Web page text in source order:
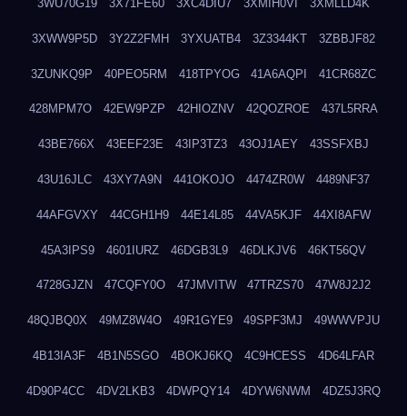
3WU70G19 3X71FE60 3XC4DIU7 3XMIH0VI 3XMLLD4K
3XWW9P5D 3Y2Z2FMH 3YXUATB4 3Z3344KT 3ZBBJF82
3ZUNKQ9P 40PEO5RM 418TPYOG 41A6AQPI 41CR68ZC
428MPM7O 42EW9PZP 42HIOZNV 42QOZROE 437L5RRA
43BE766X 43EEF23E 43IP3TZ3 43OJ1AEY 43SSFXBJ
43U16JLC 43XY7A9N 441OKOJO 4474ZR0W 4489NF37
44AFGVXY 44CGH1H9 44E14L85 44VA5KJF 44XI8AFW
45A3IPS9 4601IURZ 46DGB3L9 46DLKJV6 46KT56QV
4728GJZN 47CQFY0O 47JMVITW 47TRZS70 47W8J2J2
48QJBQ0X 49MZ8W4O 49R1GYE9 49SPF3MJ 49WWVPJU
4B13IA3F 4B1N5SGO 4BOKJ6KQ 4C9HCESS 4D64LFAR
4D90P4CC 4DV2LKB3 4DWPQY14 4DYW6NWM 4DZ5J3RQ